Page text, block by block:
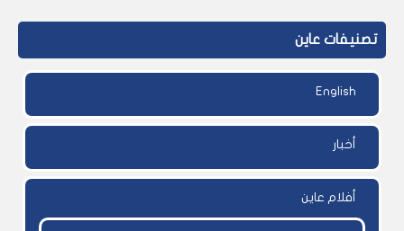
تصنيفات عاين
English
أخبار
أفلام عاين